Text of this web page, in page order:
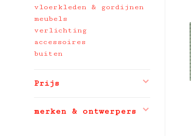
vloerkleden & gordijnen
meubels
verlichting
accessoires
buiten
Prijs
merken & ontwerpers